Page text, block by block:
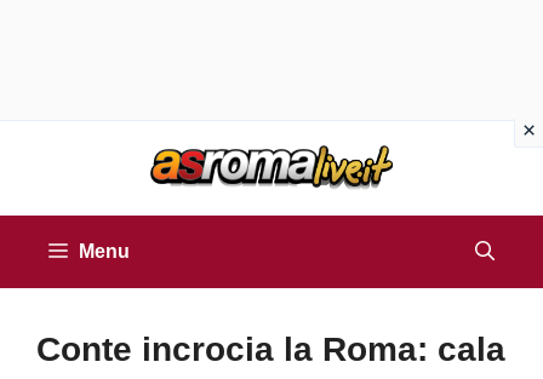
Menu
Conte incrocia la Roma: cala